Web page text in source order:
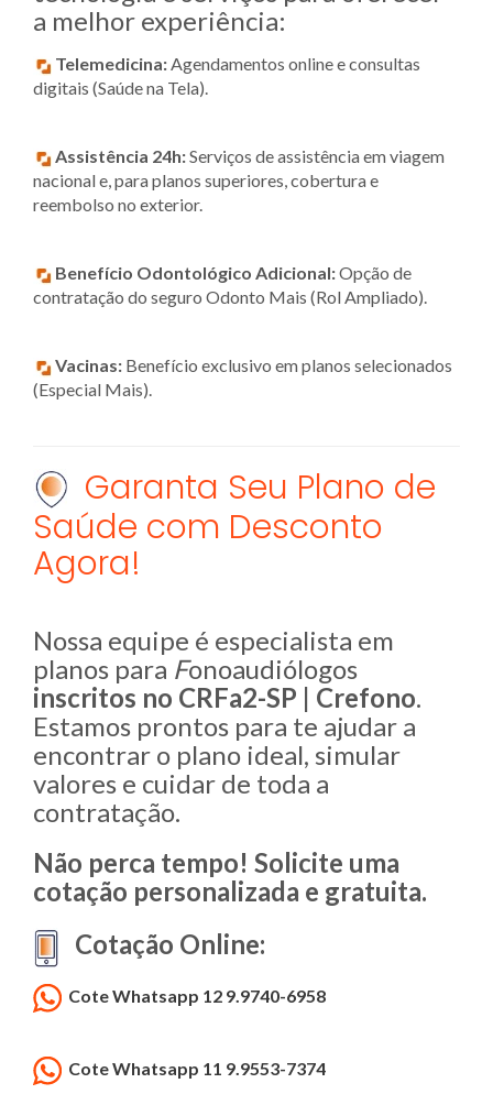
a melhor experiência:
Telemedicina:Agendamentos online e consultas
digitais (Saúde na Tela).
Assistência 24h:Serviços de assistência em viagem
nacional e, para planos superiores, cobertura e
reembolso no exterior.
Benefício Odontológico Adicional:Opção de
contratação do seguro Odonto Mais (Rol Ampliado).
Vacinas: Benefício exclusivo em planos selecionados
(Especial Mais).
Garanta Seu Plano de
Saúde com Desconto
Agora!
Nossa equipe é especialista em
planos para Fonoaudiólogos
inscritos no CRFa2-SP | Crefono.
Estamos prontos para te ajudar a
encontrar o plano ideal, simular
valores e cuidar de toda a
contratação.
Não perca tempo! Solicite uma
cotação personalizada e gratuita.
Cotação Online:
Cote Whatsapp 12 9.9740-6958
Cote Whatsapp 11 9.9553-7374